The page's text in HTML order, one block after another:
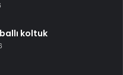
koltuk